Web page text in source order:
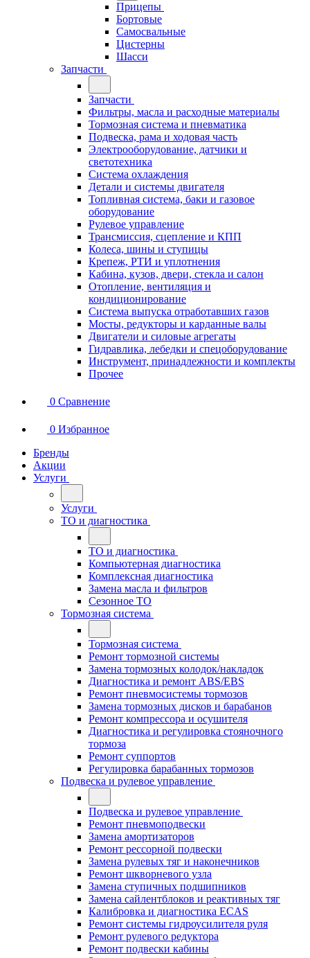
Прицепы
Бортовые
Самосвальные
Цистерны
Шасси
Запчасти
Запчасти
Фильтры, масла и расходные материалы
Тормозная система и пневматика
Подвеска, рама и ходовая часть
Электрооборудование, датчики и
светотехника
Система охлаждения
Детали и системы двигателя
Топливная система, баки и газовое
оборудование
Рулевое управление
Трансмиссия, сцепление и КПП
Колеса, шины и ступицы
Крепеж, РТИ и уплотнения
Кабина, кузов, двери, стекла и салон
Отопление, вентиляция и
кондиционирование
Система выпуска отработавших газов
Мосты, редукторы и карданные валы
Двигатели и силовые агрегаты
Гидравлика, лебедки и спецоборудование
Инструмент, принадлежности и комплекты
Прочее
0 Сравнение
0 Избранное
Бренды
Акции
Услуги
Услуги
ТО и диагностика
ТО и диагностика
Компьютерная диагностика
Комплексная диагностика
Замена масла и фильтров
Сезонное ТО
Тормозная система
Тормозная система
Ремонт тормозной системы
Замена тормозных колодок/накладок
Диагностика и ремонт ABS/EBS
Ремонт пневмосистемы тормозов
Замена тормозных дисков и барабанов
Ремонт компрессора и осушителя
Диагностика и регулировка стояночного
тормоза
Ремонт суппортов
Регулировка барабанных тормозов
Подвеска и рулевое управление
Подвеска и рулевое управление
Ремонт пневмоподвески
Замена амортизаторов
Ремонт рессорной подвески
Замена рулевых тяг и наконечников
Ремонт шкворневого узла
Замена ступичных подшипников
Замена сайлентблоков и реактивных тяг
Калибровка и диагностика ECAS
Ремонт системы гидроусилителя руля
Ремонт рулевого редуктора
Ремонт подвески кабины